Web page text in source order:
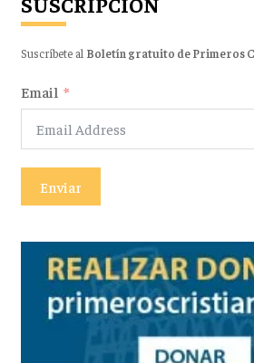
Suscríbete al Boletín gratuito de Primeros
Email
Enviar